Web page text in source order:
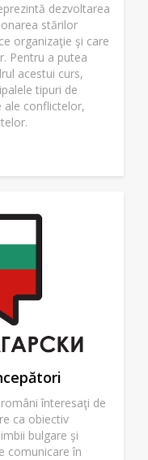
dezvoltarea
stărilor
organizaţie şi care
Pentru a putea
acestui curs,
tipuri de
ale conflictelor,
înteresaţi de
ca obiectiv
bulgare şi
comunicare în